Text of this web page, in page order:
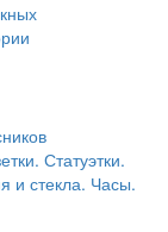
Статуэтки.
и стекла. Часы.